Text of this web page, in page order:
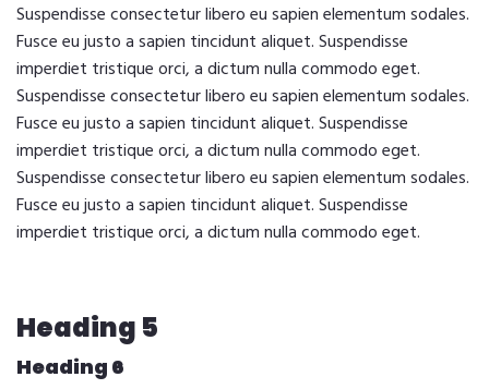
Suspendisse consectetur libero eu sapien elementum sodales.
Fusce eu justo a sapien tincidunt aliquet. Suspendisse
imperdiet tristique orci, a dictum nulla commodo eget.
Suspendisse consectetur libero eu sapien elementum sodales.
Fusce eu justo a sapien tincidunt aliquet. Suspendisse
imperdiet tristique orci, a dictum nulla commodo eget.
Suspendisse consectetur libero eu sapien elementum sodales.
Fusce eu justo a sapien tincidunt aliquet. Suspendisse
imperdiet tristique orci, a dictum nulla commodo eget.
Heading 5
Heading 6